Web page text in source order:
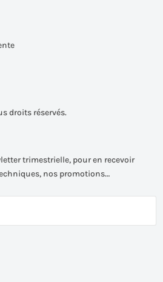
droits réservés.
trimestrielle, pour en recevoir
nos promotions…